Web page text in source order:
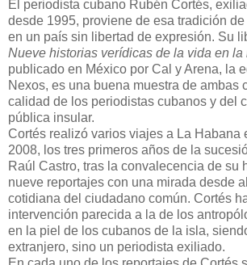
El periodista cubano Rubén Cortés,
desde 1995, proviene de esa tradición
en un país sin libertad de expresión. Su
Nueve historias verídicas de la vida en la
publicado en México por Cal y Arena, la
Nexos, es una buena muestra de ambas
calidad de los periodistas cubanos y del
pública insular.
Cortés realizó varios viajes a La Habana
2008, los tres primeros años de la
Raúl Castro, tras la convalecencia de su
nueve reportajes con una mirada desde
cotidiana del ciudadano común. Cortés
intervención parecida a la de los
en la piel de los cubanos de la isla,
extranjero, sino un periodista exiliado.